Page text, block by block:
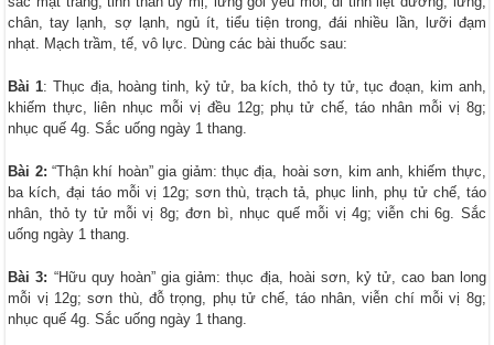
chân, tay lạnh, sợ lạnh, ngủ ít, tiểu tiện trong, đái nhiều lần, lưỡi đạm
nhạt. Mạch trầm, tế, vô lực. Dùng các bài thuốc sau:
Bài 1: Thục địa, hoàng tinh, kỷ tử, ba kích, thỏ ty tử, tục đoạn, kim anh,
khiếm thực, liên nhục mỗi vị đều 12g; phụ tử chế, táo nhân mỗi vị 8g;
nhục quế 4g. Sắc uống ngày 1 thang.
Bài 2: “Thận khí hoàn” gia giảm: thục địa, hoài sơn, kim anh, khiếm thực,
ba kích, đại táo mỗi vị 12g; sơn thù, trạch tả, phục linh, phụ tử chế, táo
nhân, thỏ ty tử mỗi vị 8g; đơn bì, nhục quế mỗi vị 4g; viễn chi 6g. Sắc
uống ngày 1 thang.
Bài 3: “Hữu quy hoàn” gia giảm: thục địa, hoài sơn, kỷ tử, cao ban long
mỗi vị 12g; sơn thù, đỗ trọng, phụ tử chế, táo nhân, viễn chí mỗi vị 8g;
nhục quế 4g. Sắc uống ngày 1 thang.